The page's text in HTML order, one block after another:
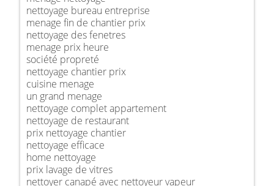
nettoyage bureau entreprise
menage fin de chantier prix
nettoyage des fenetres
menage prix heure
société propreté
nettoyage chantier prix
cuisine menage
un grand menage
nettoyage complet appartement
nettoyage de restaurant
prix nettoyage chantier
nettoyage efficace
home nettoyage
prix lavage de vitres
nettoyer canapé avec nettoyeur vapeur